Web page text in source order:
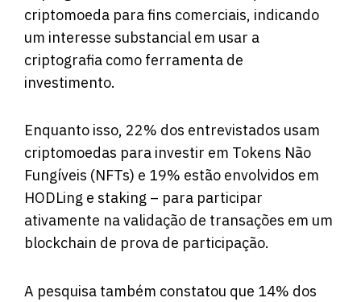
criptomoeda para fins comerciais, indicando
um interesse substancial em usar a
criptografia como ferramenta de
investimento.
Enquanto isso, 22% dos entrevistados usam
criptomoedas para investir em Tokens Não
Fungíveis (NFTs) e 19% estão envolvidos em
HODLing e staking – para participar
ativamente na validação de transações em um
blockchain de prova de participação.
A pesquisa também constatou que 14% dos